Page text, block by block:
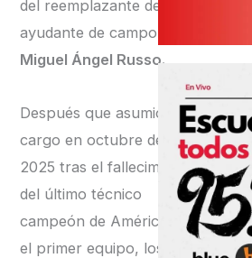
del reemplazante del ex
ayudante de campo de
Miguel Ángel Russo.
Después que asumió el
cargo en octubre de
2025 tras el fallecimiento
del último técnico
campeón de América con
el primer equipo, los